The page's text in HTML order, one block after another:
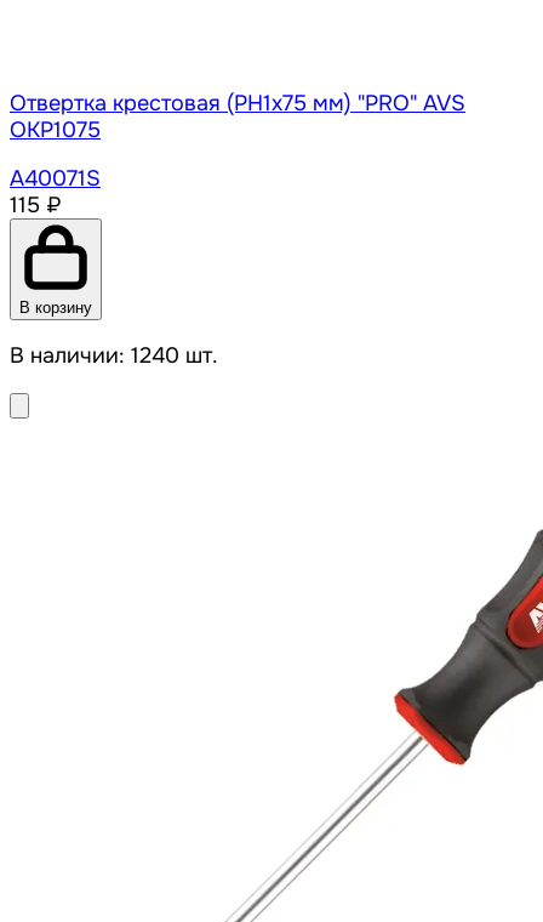
Отвертка крестовая (PH1x75 мм) "PRO" AVS
OKP1075
A40071S
115 ₽
В корзину
В наличии: 1240 шт.